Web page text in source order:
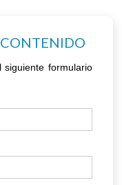
CONTENIDO
siguiente formulario